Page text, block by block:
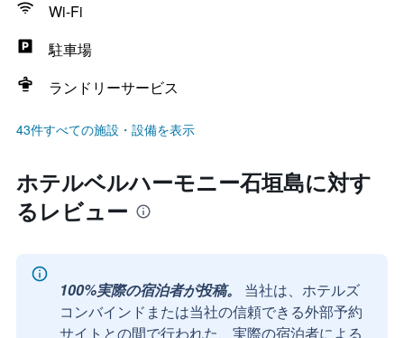
Wi-Fi
駐車場
ランドリーサービス
43件すべての施設・設備を表示
ホテルベルハーモニー石垣島に対す
るレビュー
100%実際の宿泊者が投稿。
当社は、ホテルズ
コンバインドまたは当社の信頼できる外部予約
サイトとの間で行われた、実際の宿泊者による